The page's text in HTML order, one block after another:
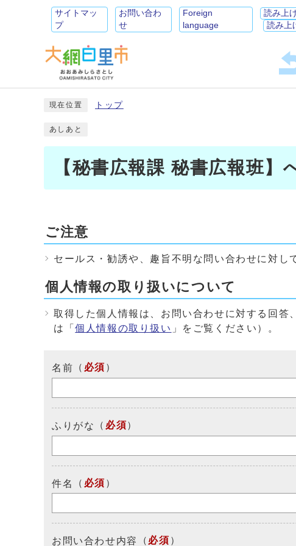
サイトマッ
プ
お問い合わ
せ
Foreign
language
読み上
読み上
現在位置 トップ
あしあと
【秘書広報課 秘書広報班】
ご注意
セールス・勧誘や、趣旨不明な問い合わせに対し
個人情報の取り扱いについて
取得した個人情報は、お問い合わせに対する回答
は「個人情報の取り扱い 」をご覧ください）。
名前 （ 必須 ）
ふりがな （ 必須）
件名 （ 必須 ）
お問い合わせ内容 （ 必須 ）